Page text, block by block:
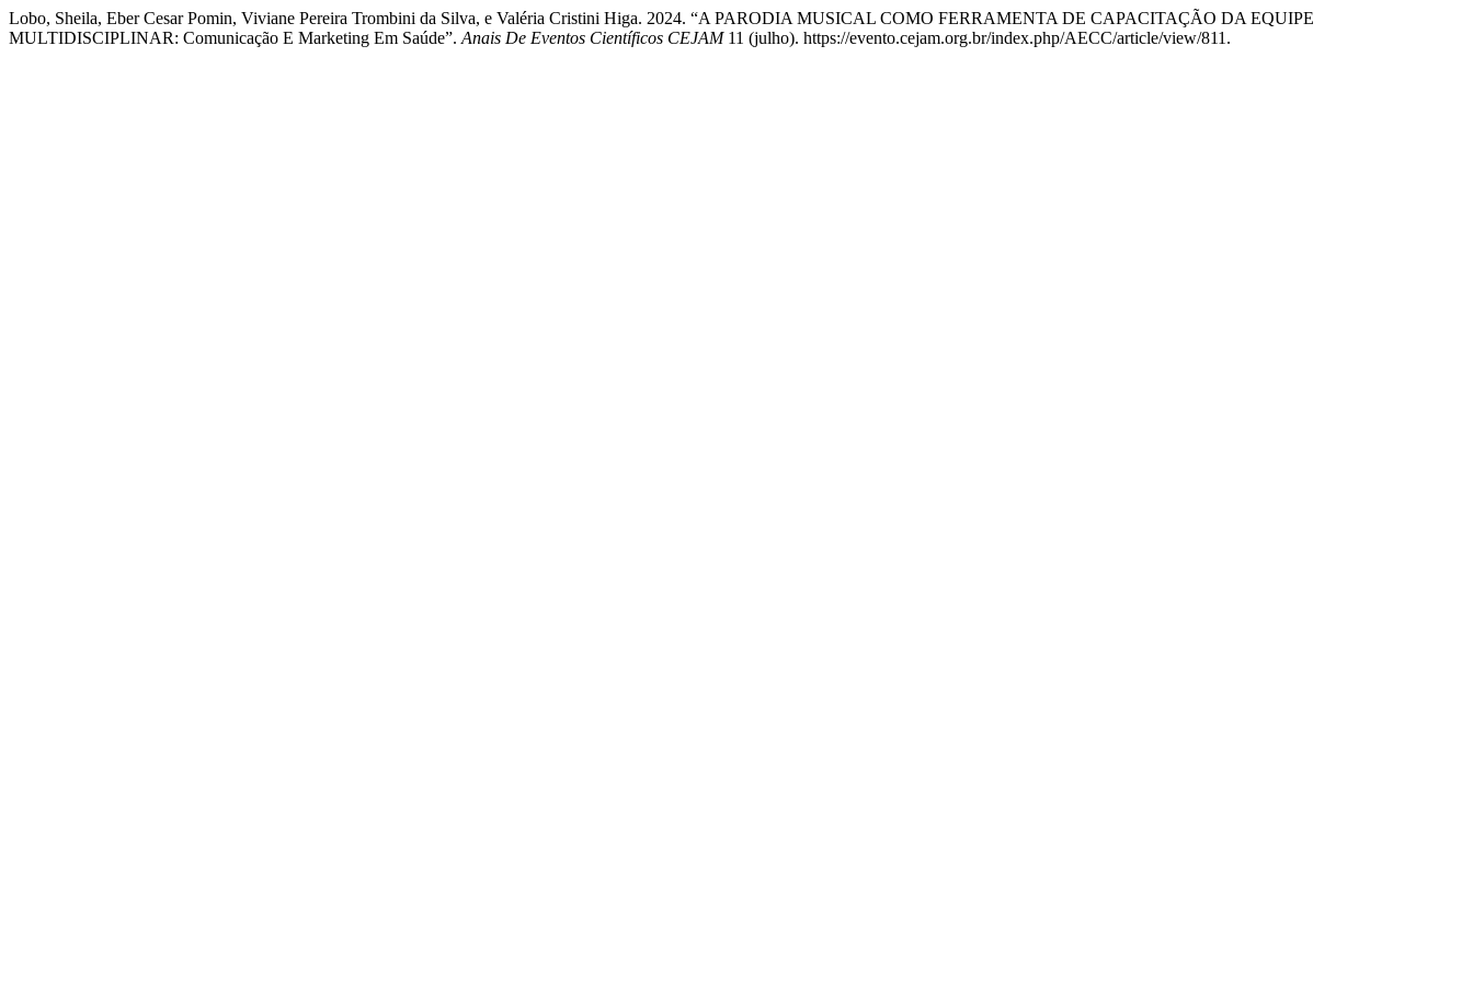
Lobo, Sheila, Eber Cesar Pomin, Viviane Pereira Trombini da Silva, e Valéria Cristini Higa. 2024. “A PARODIA MUSICAL COMO FERRAMENTA DE CAPACITAÇÃO DA EQUIPE
MULTIDISCIPLINAR: Comunicação E Marketing Em Saúde”. Anais De Eventos Científicos CEJAM11 (julho). https://evento.cejam.org.br/index.php/AECC/article/view/811.